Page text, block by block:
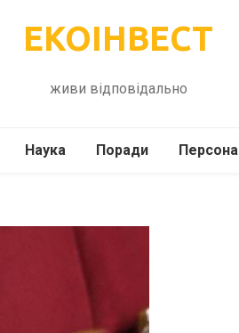
ЕКОІНВЕСТ
живи відповідально
Наука
Психологія
Технології
Поради
Здоров’я
Персона